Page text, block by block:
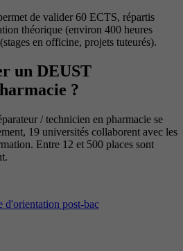
de valider 60 ECTS, répartis
théorique (environ 400 heures
en officine, projets tuteurés).
un DEUST
?
/ technicien en pharmacie se
19 universités collaborent avec les
Entre 12 et 500 places sont
d'orientation post-bac